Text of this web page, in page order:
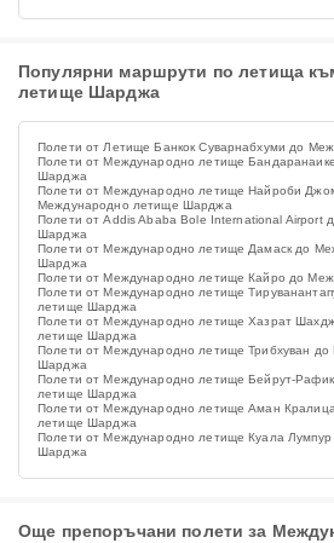
Популярни маршрути по летища
летище Шарджа
Полети от Летище Банкок Суварнабхуми до
Полети от Международно летище
Шарджа
Полети от Международно летище Найроби
Международно летище Шарджа
Полети от Addis Ababa Bole International Airport
Шарджа
Полети от Международно летище Дамаск до
Шарджа
Полети от Международно летище Кайро до
Полети от Международно летище
летище Шарджа
Полети от Международно летище Хазрат
летище Шарджа
Полети от Международно летище Трибхуван
Шарджа
Полети от Международно летище Бейрут-
летище Шарджа
Полети от Международно летище Аман
летище Шарджа
Полети от Международно летище Куала
Шарджа
Още препоръчани полети за